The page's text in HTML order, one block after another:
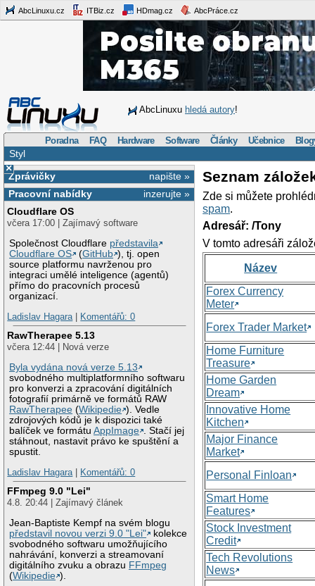
AbcLinuxu.cz ITBiz.cz HDmag.cz AbcPráce.cz
AbcLinuxu hledá autory!
Poradna FAQ Hardware Software Články Učebnice
Styl
×
napište »
Zprávičky
inzerujte »
Pracovní nabídky
Cloudflare OS
včera 17:00 | Zajímavý software
Společnost Cloudflare představila
Cloudflare OS
(GitHub ), tj. open
source platformu navrženou pro
integraci umělé inteligence (agentů)
přímo do pracovních procesů
organizací.
Ladislav Hagara| Komentářů: 0
RawTherapee 5.13
včera 12:44 | Nová verze
Byla vydána nová verze 5.13
svobodného multiplatformního softwaru
pro konverzi a zpracování digitálních
fotografií primárně ve formátů RAW
RawTherapee (Wikipedie ). Vedle
zdrojových kódů je k dispozici také
balíček ve formátuAppImage
. Stačí jej
stáhnout, nastavit právo ke spuštění a
spustit.
Ladislav Hagara| Komentářů: 0
FFmpeg 9.0 "Lei"
4.8. 20:44 | Zajímavý článek
Jean-Baptiste Kempf na svém blogu
představil novou verzi 9.0 "Lei"
kolekce
svobodného softwaru umožňujícího
nahrávání, konverzi a streamovaní
digitálního zvuku a obrazu FFmpeg
(Wikipedie ).
Seznam
Zde si můžete
spam.
Adresář: /Tony
V tomto adresáři
Název
Forex Currency
Meter
Forex Trader Market
Home Furniture
Treasure
Home Garden
Dream
Innovative Home
Kitchen
Major Finance
Market
Personal Finloan
Smart Home
Features
Stock Investment
Credit
Tech Revolutions
News